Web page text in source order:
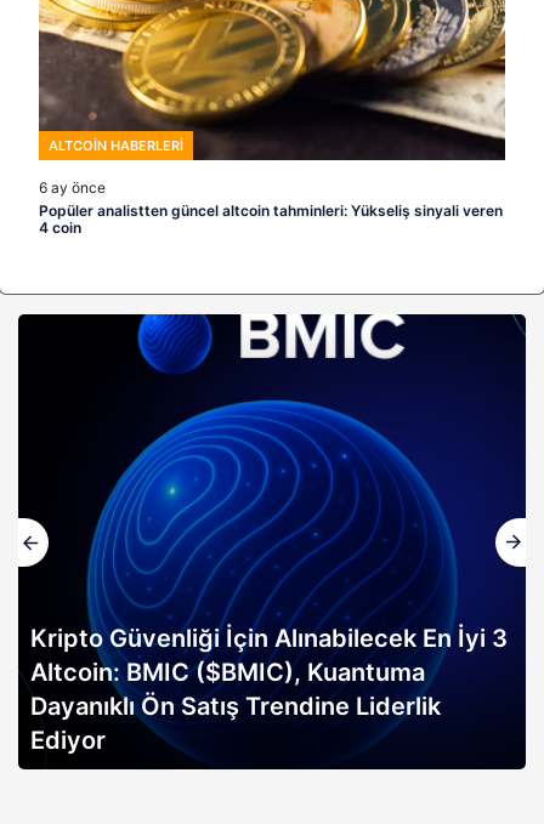
ALTCOIN HABERLERI
6 ay önce
Popüler analistten güncel altcoin tahminleri: Yükseliş sinyali veren
4 coin
İçin Alınabilecek En İyi 3
($BMIC), Kuantuma
Satış Trendine Liderlik
Altın rallisi,
erken